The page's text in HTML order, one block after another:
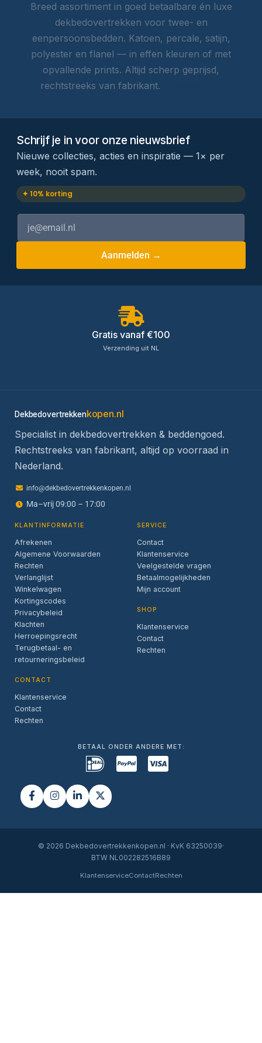
Breed assortiment in goed betaalbare én luxe
dekbedovertrekken voor twee- en
eenpersoonsbedden. Katoen, percale, satijn,
polyester en flanel — in effen kleuren of met
opvallende prints. Altijd scherp geprijsd,
rechtstreeks van fabrikant.
Schrijf je in voor onze nieuwsbrief
Nieuwe collecties, acties en inspiratie — 1× per
week, nooit spam.
✦ 10% korting
Aanmelden →
Gratis vanaf €100
Verzending uit NL
Dekbedovertrekkenkopen.nl
Specialist in dekbedovertrekken & beddengoed.
Rechtstreeks van fabrikant, altijd op voorraad in
Nederland.
info@dekbedovertrekkenkopen.nl
Ma–vrij 09:00 – 17:00
KLANTINFORMATIE
Afrekenen
Algemene Voorwaarden
Rechten
Verlanglijst
Winkelwagen
Kortingscodes
Privacybeleid
Klachten
Herroepingsrecht
Terugbetaal- en
retourneringsbeleid
CONTACT
Klantenservice
Contact
Rechten
SERVICE
Contact
Klantenservice
Veelgestelde vragen
Betaalmogelijkheden
Mijn account
SHOP
Klantenservice
Contact
Rechten
BETAAL ONDER ANDERE MET:
© 2026 Dekbedovertrekkenkopen.nl · KvK 63250039·
BTW NL002282516B89
KlantenserviceContactRechten